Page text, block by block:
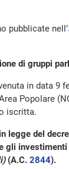
pubblicate nell’
di gruppi
in data 9
Popolare
iscritta.
legge del
gli investimenti
(A.C. 2844).